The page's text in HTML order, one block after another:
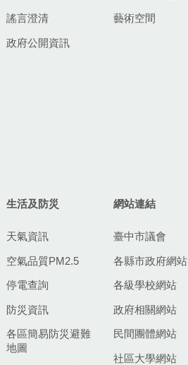
謠言澄清
政府公開資訊
藝術空間
生活及防災
天氣資訊
空氣品質PM2.5
停電查詢
防災資訊
各區簡易防災避難
地圖
網站連結
臺中市議會
各縣市政府網站
各級學校網站
政府相關網站
民間團體網站
社區大學網站